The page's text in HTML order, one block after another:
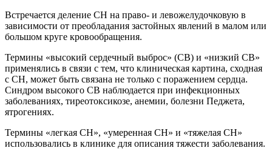
Встречается деление СН на право- и левожелудочковую в
зависимости от преобладания застойных явлений в малом или
большом круге кровообращения.
Термины «высокий сердечный выброс» (СВ) и «низкий СВ»
применялись в связи с тем, что клиническая картина, сходная
с СН, может быть связана не только с поражением сердца.
Синдром высокого СВ наблюдается при инфекционных
заболеваниях, тиреотоксикозе, анемии, болезни Педжета,
ятрогениях.
Термины «легкая СН», «умеренная СН» и «тяжелая СН»
использовались в клинике для описания тяжести заболевания.